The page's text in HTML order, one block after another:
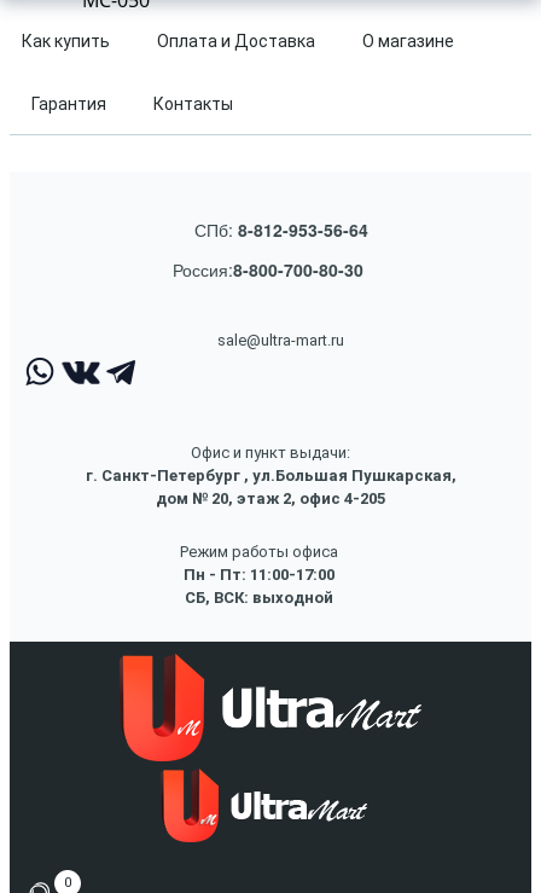
Как купить Оплата и Доставка О магазине
Гарантия Контакты
СПб: 8-812-953-56-64
Россия:8-800-700-80-30
sale@ultra-mart.ru
Офис и пункт выдачи:
г. Санкт-Петербург , ул.Большая Пушкарская,
дом № 20, этаж 2, офис 4-205
Режим работы офиса
Пн - Пт: 11:00-17:00
СБ, ВСК: выходной
0